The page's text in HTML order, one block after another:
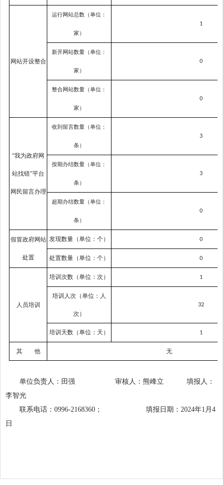
网站开设整合
运行网站总数（单位：
家）
1
新开网站数量（单位：
家）
0
整合网站数量（单位：
家）
0
“我为政府网
站找错”平台
网民留言办理
收到留言数量（单位：
条）
3
按期办结数量（单位：
条）
3
超期办结数量（单位：
条）
0
假冒政府网站
处置
发现数量（单位：个） 0
处置数量（单位：个） 0
人员培训
培训次数（单位：次） 1
培训人次（单位：人
次）
32
培训天数（单位：天） 1
其 他 无
单位负责人： 田强 审核人： 熊峰立 填报人：
李智光
联系电话： 0996-2168360； 填报日期：2024年1月 4
日